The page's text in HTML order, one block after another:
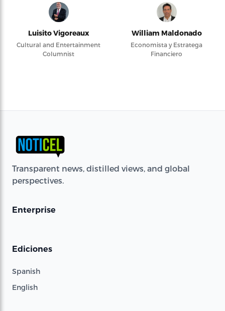
Luisito Vigoreaux
Cultural and Entertainment
Columnist
William Maldonado
Economista y Estratega
Financiero
Transparent news, distilled views, and global
perspectives.
Enterprise
Ediciones
Spanish
English